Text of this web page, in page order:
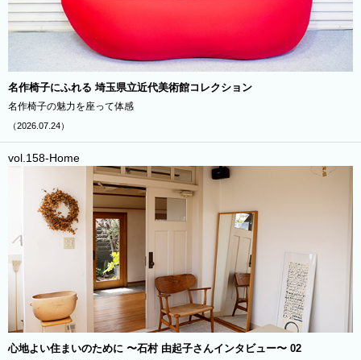
連載コラム
WEBパンフレット（分譲済）
私福の時間
山口浩シェフ直伝レシピ
ローレル住まい検定
PRESENT
新規会員登録
会員ログイン
関西圏 首都圏 東海圏
名作椅子にふれる 埼玉県立近代美術館コレクション
名作椅子の魅力を座って体感
（2026.07.24）
vol.158-Home
心地よい住まいのために 〜石村 由起子さんインタビュー〜 02